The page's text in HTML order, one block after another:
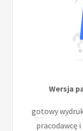
Wersja
gotowy
pracodawcę